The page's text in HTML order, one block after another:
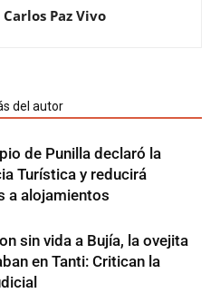
Paz Vivo
del autor
de Punilla declaró la
Turística y reducirá
a alojamientos
sin vida a Bujía, la ovejita
en Tanti: Critican la